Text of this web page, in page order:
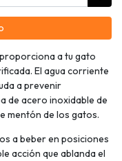
a tu gato
El agua corriente
a prevenir
de acero inoxidable de
mentón de los gatos.
a beber en posiciones
acción que ablanda el